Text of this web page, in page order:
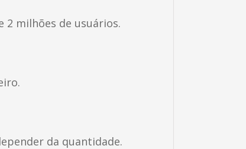
2 milhões de usuários.
da quantidade.